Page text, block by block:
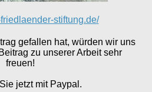
stiftung.de/
gefallen hat, würden wir uns
zu unserer Arbeit sehr
freuen!
jetzt mit Paypal.